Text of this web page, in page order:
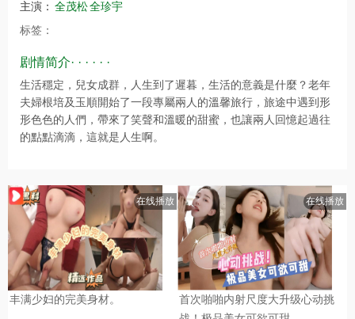
主演： 全茂松全珍宇
标签：
剧情简介· · · · · ·
生活穩定，兒女成群，人生到了遲暮，生活的意義是什麼？老年
夫婦根培及玉順開始了一段專屬兩人的溫馨旅行，旅途中遇到形
形色色的人們，帶來了笑聲和溫暖的甜蜜，也讓兩人回憶起過往
的點點滴滴，這就是人生啊。